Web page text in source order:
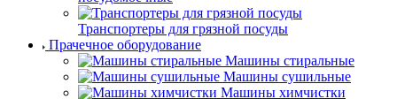
Транспортеры для грязной посуды
Прачечное оборудование
Машины стиральные
Машины сушильные
Машины химчистки